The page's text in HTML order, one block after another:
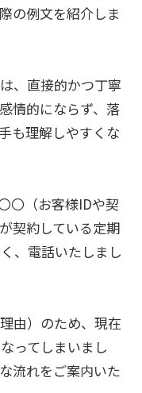
の例文を紹介しま
、直接的かつ丁寧
情的にならず、落
も理解しやすくな
〇（お客様IDや契
契約している定期
、電話いたしまし
由）のため、現在
ってしまいまし
流れをご案内いた